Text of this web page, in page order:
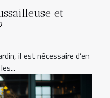
et
il est nécessaire d’en